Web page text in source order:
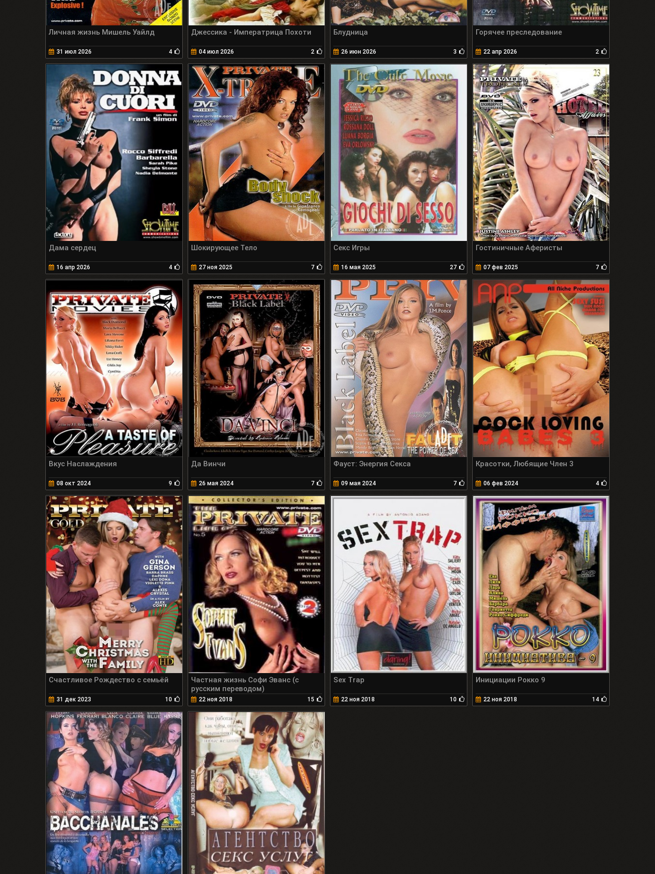
Личная жизнь Мишель Уайлд
31 июл 2026 4
Джессика - Императрица Похоти
04 июл 2026 2
Блудница
26 июн 2026 3
Горячее преследование
22 апр 2026 2
Дама сердец
16 апр 2026 4
Шокирующее Тело
27 ноя 2025 7
Секс Игры
16 мая 2025 27
Гостиничные Аферисты
07 фев 2025 7
Вкус Наслаждения
08 окт 2024 9
Да Винчи
26 мая 2024 7
Фауст: Энергия Секса
09 мая 2024 7
Красотки, Любящие Член 3
06 фев 2024 4
Счастливое Рождество с семьёй
31 дек 2023 10
Частная жизнь Софи Эванс (с
русским переводом)
22 ноя 2018 15
Sex Trap
22 ноя 2018 10
Инициации Рокко 9
22 ноя 2018 14